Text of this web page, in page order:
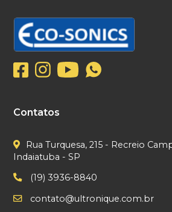
Contatos
Rua Turquesa, 215 - Recreio
Indaiatuba - SP
(19) 3936-8840
contato@ultronique.com.br